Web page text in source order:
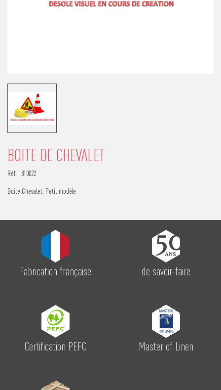
BOITE DE CHEVALET
Réf. : 810022
Boite Chevalet, Petit modèle
Fabrication française de savoir-faire
Certification PEFC Master of Linen